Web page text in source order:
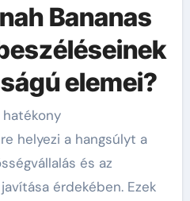
Bananas
elemei?
hatékony
helyezi a hangsúlyt a
és az
érdekében. Ezek